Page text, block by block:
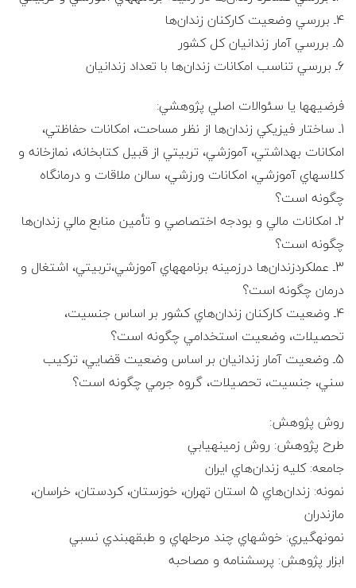
ی
ک
ا
ی
ل
ا
م
4ـ بررسي وضعيت كاركنان زندان‌ها
5ـ بررسي آمار زندانيان كل كشور
6ـ بررسي تناسب امكانات زندان‌ها با تعداد زندانيان
فرضيه‎ها يا سئوالات اصلي پژوهشي:
1ـ ساختار فيزيكي زندان‌ها از نظر مساحت، امكانات حفاظتي،
امكانات بهداشتي، آموزشي، تربيتي از قبيل كتابخانه، نمازخانه و
كلاس‎هاي آموزشي، امكانات ورزشي، سالن ملاقات و درمانگاه
چگونه است؟
2ـ امكانات مالي و بودجه‎ اختصاصي و تأمين منابع مالي زندان‌ها
چگونه است؟
3ـ عملكردزندان‌ها درزمينه برنامه‎هاي آموزشي،تربيتي، اشتغال و
درمان چگونه است؟
4ـ وضعيت كاركنان زندان‌هاي كشور بر اساس جنسيت،
تحصيلات، وضعيت استخدامي چگونه است؟
5ـ وضعيت آمار زندانيان بر اساس وضعيت قضايي، تركيب
سني، جنسيت، تحصيلات، گروه جرمي چگونه است؟
روش پژوهش:
طرح پژوهش: روش زمينه‎يابي
جامعه: كليه زندان‌هاي ايران
نمونه: زندان‌هاي 5 استان تهران، خوزستان، كردستان، خراسان،
مازندران
نمونه‎گيري: خوشه‎اي چند مرحله‎اي و طبقه‎بندي نسبي
ابزار پژوهش: پرسشنامه و مصاحبه